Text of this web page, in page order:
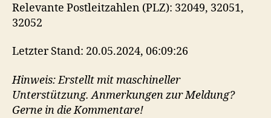
Relevante Postleitzahlen (PLZ): 32049, 32051,
32052
Letzter Stand: 20.05.2024, 06:09:26
Hinweis: Erstellt mit maschineller
Unterstützung. Anmerkungen zur Meldung?
Gerne in die Kommentare!